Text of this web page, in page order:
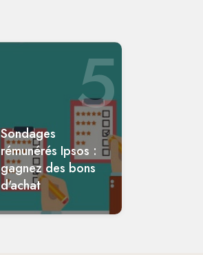
5
Sondages
rémunérés Ipsos :
gagnez des bons
d'achat